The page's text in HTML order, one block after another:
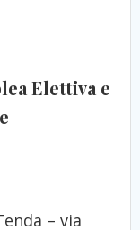
Elettiva e
– via